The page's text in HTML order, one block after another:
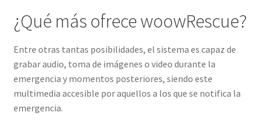
¿Qué más ofrece woowRescue?
Entre otras tantas posibilidades, el sistema es capaz de
grabar audio, toma de imágenes o video durante la
emergencia y momentos posteriores, siendo este
multimedia accesible por aquellos a los que se notifica la
emergencia.